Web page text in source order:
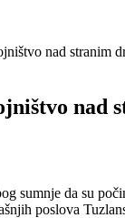
nad stranim
sumnje da su
poslova